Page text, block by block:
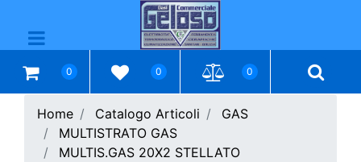
Open menu
0 0 0
Home Catalogo Articoli
GAS
MULTISTRATO GAS
MULTIS.GAS 20X2 STELLATO